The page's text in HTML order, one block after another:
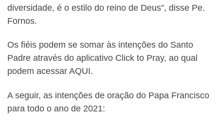
diversidade, é o estilo do reino de Deus”, disse Pe.
Fornos.
Os fiéis podem se somar às intenções do Santo
Padre através do aplicativo Click to Pray, ao qual
podem acessar AQUI.
A seguir, as intenções de oração do Papa Francisco
para todo o ano de 2021: